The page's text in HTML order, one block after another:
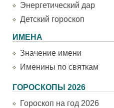
Энергетический дар
Детский гороскоп
ИМЕНА
Значение имени
Именины по святкам
ГОРОСКОПЫ 2026
Гороскоп на год 2026